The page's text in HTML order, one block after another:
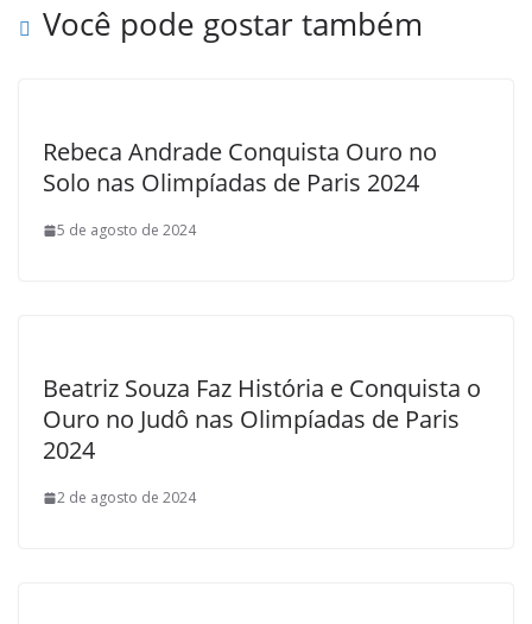
Você pode gostar também
Rebeca Andrade Conquista Ouro no
Solo nas Olimpíadas de Paris 2024
5 de agosto de 2024
Beatriz Souza Faz História e Conquista o
Ouro no Judô nas Olimpíadas de Paris
2024
2 de agosto de 2024